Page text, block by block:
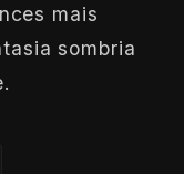
mais
sombria